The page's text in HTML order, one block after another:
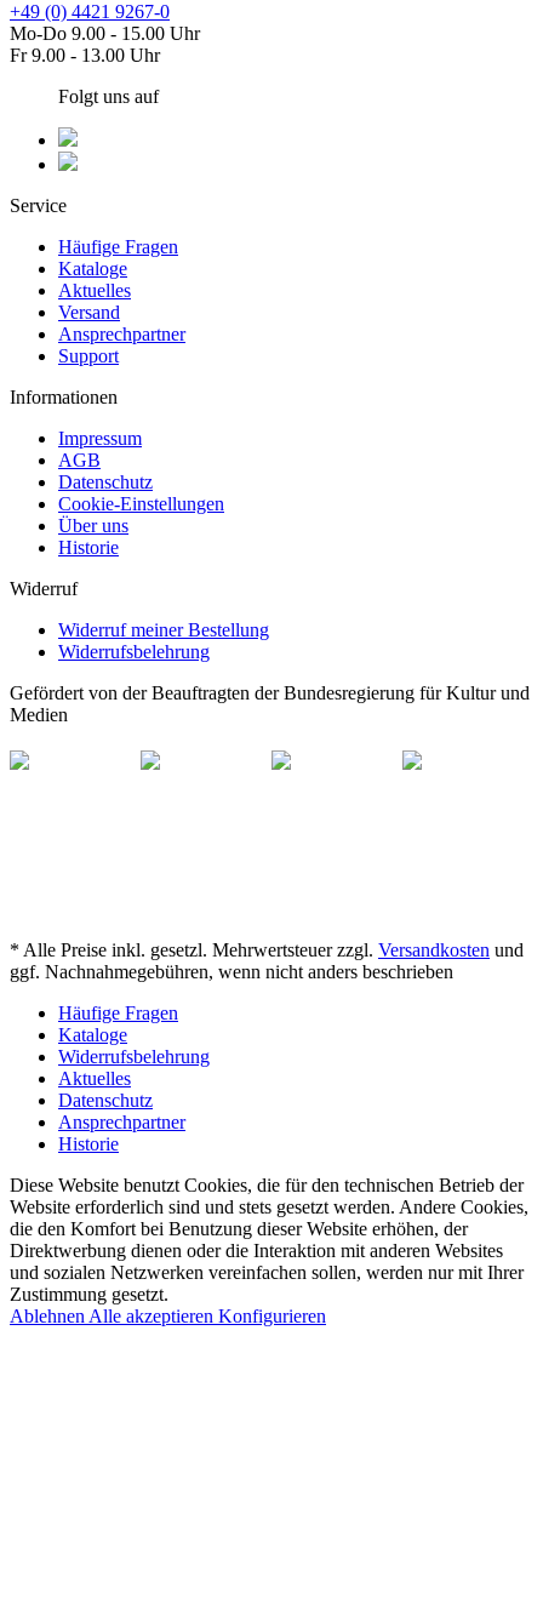
+49 (0) 4421 9267-0
Mo-Do 9.00 - 15.00 Uhr
Fr 9.00 - 13.00 Uhr
Folgt uns auf
Service
Häufige Fragen
Kataloge
Aktuelles
Versand
Ansprechpartner
Support
Informationen
Impressum
AGB
Datenschutz
Cookie-Einstellungen
Über uns
Historie
Widerruf
Widerruf meiner Bestellung
Widerrufsbelehrung
Gefördert von der Beauftragten der Bundesregierung für Kultur und
Medien
* Alle Preise inkl. gesetzl. Mehrwertsteuer zzgl. Versandkosten und
ggf. Nachnahmegebühren, wenn nicht anders beschrieben
Häufige Fragen
Kataloge
Widerrufsbelehrung
Aktuelles
Datenschutz
Ansprechpartner
Historie
Diese Website benutzt Cookies, die für den technischen Betrieb der
Website erforderlich sind und stets gesetzt werden. Andere Cookies,
die den Komfort bei Benutzung dieser Website erhöhen, der
Direktwerbung dienen oder die Interaktion mit anderen Websites
und sozialen Netzwerken vereinfachen sollen, werden nur mit Ihrer
Zustimmung gesetzt.
AblehnenAlle akzeptieren Konfigurieren